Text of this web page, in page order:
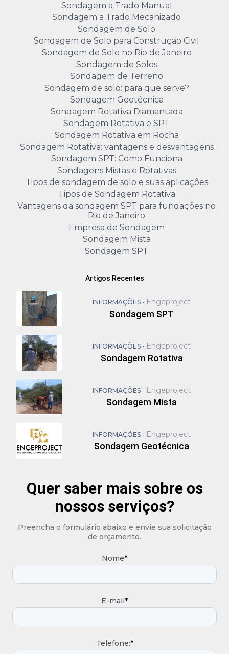
Sondagem a Trado Manual
Sondagem a Trado Mecanizado
Sondagem de Solo
Sondagem de Solo para Construção Civil
Sondagem de Solo no Rio de Janeiro
Sondagem de Solos
Sondagem de Terreno
Sondagem de solo: para que serve?
Sondagem Geotécnica
Sondagem Rotativa Diamantada
Sondagem Rotativa e SPT
Sondagem Rotativa em Rocha
Sondagem Rotativa: vantagens e desvantagens
Sondagem SPT: Como Funciona
Sondagens Mistas e Rotativas
Tipos de sondagem de solo e suas aplicações
Tipos de Sondagem Rotativa
Vantagens da sondagem SPT para fundações no
Rio de Janeiro
Empresa de Sondagem
Sondagem Mista
Sondagem SPT
Artigos Recentes
INFORMAÇÕES - Engeproject
Sondagem SPT
INFORMAÇÕES - Engeproject
Sondagem Rotativa
INFORMAÇÕES - Engeproject
Sondagem Mista
INFORMAÇÕES - Engeproject
Sondagem Geotécnica
Quer saber mais sobre os
nossos serviços?
Preencha o formulário abaixo e envie sua solicitação
de orçamento.
Nome*
E-mail*
Telefone:*